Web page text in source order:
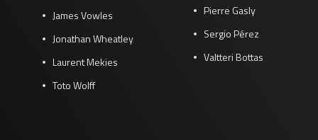
James Vowles
Jonathan Wheatley
Laurent Mekies
Toto Wolff
Pierre Gasly
Sergio Pérez
Valtteri Bottas